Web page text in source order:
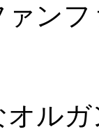
ン
ル